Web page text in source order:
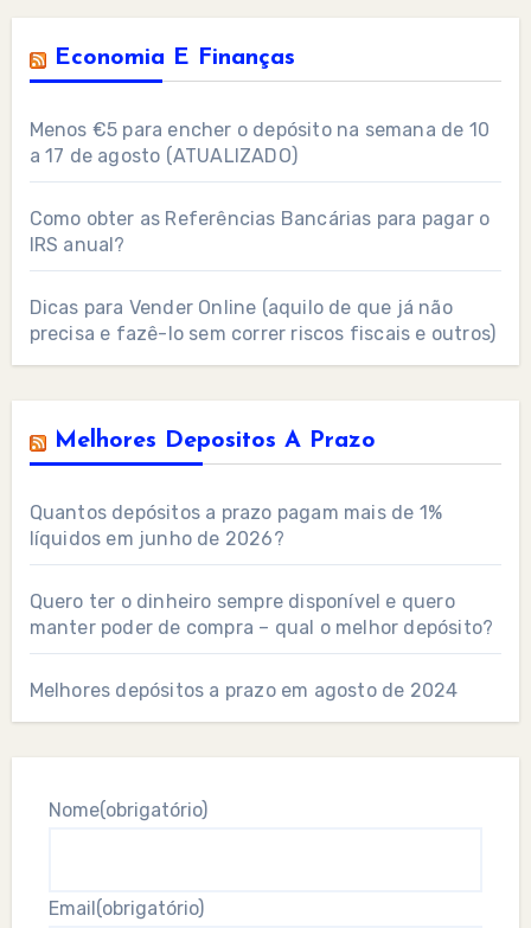
Economia E Finanças
Menos €5 para encher o depósito na semana de 10
a 17 de agosto (ATUALIZADO)
Como obter as Referências Bancárias para pagar o
IRS anual?
Dicas para Vender Online (aquilo de que já não
precisa e fazê-lo sem correr riscos fiscais e outros)
Melhores Depositos A Prazo
Quantos depósitos a prazo pagam mais de 1%
líquidos em junho de 2026?
Quero ter o dinheiro sempre disponível e quero
manter poder de compra – qual o melhor depósito?
Melhores depósitos a prazo em agosto de 2024
Nome(obrigatório)
Email (obrigatório)